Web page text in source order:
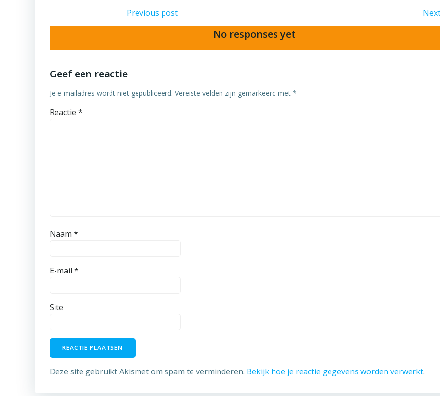
Previous post
navigation
No responses yet
Geef een reactie
Je e-mailadres wordt niet gepubliceerd. Vereiste velden zijn gemarkeerd met *
Reactie *
Naam *
E-mail *
Site
Deze site gebruikt Akismet om spam te verminderen. Bekijk hoe je reactie gegevens worden verwerkt.